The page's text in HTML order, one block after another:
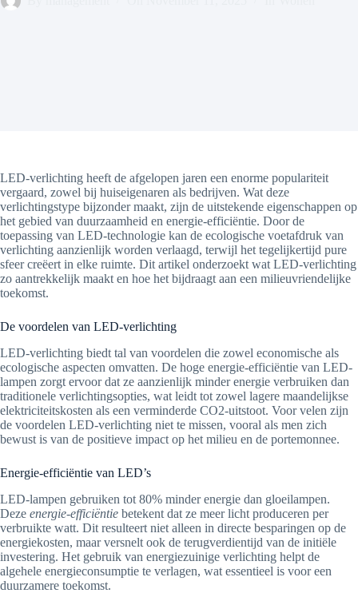
LED-verlichting heeft de afgelopen jaren een enorme populariteit
vergaard, zowel bij huiseigenaren als bedrijven. Wat deze
verlichtingstype bijzonder maakt, zijn de uitstekende eigenschappen op
het gebied van duurzaamheid en energie-efficiëntie. Door de
toepassing van LED-technologie kan de ecologische voetafdruk van
verlichting aanzienlijk worden verlaagd, terwijl het tegelijkertijd pure
sfeer creëert in elke ruimte. Dit artikel onderzoekt wat LED-verlichting
zo aantrekkelijk maakt en hoe het bijdraagt aan een milieuvriendelijke
toekomst.
De voordelen van LED-verlichting
LED-verlichting biedt tal van voordelen die zowel economische als
ecologische aspecten omvatten. De hoge energie-efficiëntie van LED-
lampen zorgt ervoor dat ze aanzienlijk minder energie verbruiken dan
traditionele verlichtingsopties, wat leidt tot zowel lagere maandelijkse
elektriciteitskosten als een verminderde CO2-uitstoot. Voor velen zijn
de voordelen LED-verlichting niet te missen, vooral als men zich
bewust is van de positieve impact op het milieu en de portemonnee.
Energie-efficiëntie van LED’s
LED-lampen gebruiken tot 80% minder energie dan gloeilampen.
Deze energie-efficiëntie betekent dat ze meer licht produceren per
verbruikte watt. Dit resulteert niet alleen in directe besparingen op de
energiekosten, maar versnelt ook de terugverdientijd van de initiële
investering. Het gebruik van energiezuinige verlichting helpt de
algehele energieconsumptie te verlagen, wat essentieel is voor een
duurzamere toekomst.